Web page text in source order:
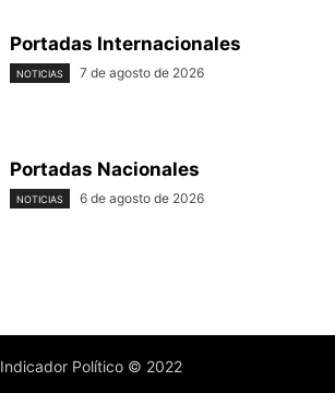
Portadas Internacionales
NOTICIAS 7 de agosto de 2026
Portadas Nacionales
NOTICIAS 6 de agosto de 2026
Indicador Político © 2022